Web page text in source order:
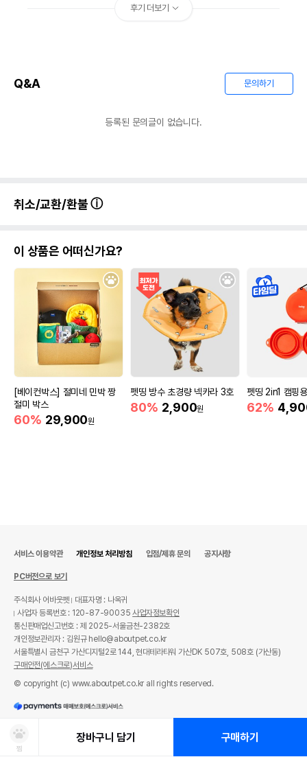
후기 더보기
Q&A 문의하기
등록된 문의글이 없습니다.
취소/교환/환불
이 상품은 어떠신가요?
[베이컨박스] 절미네 민박 짱
절미 박스
60% 29,900원
펫띵 방수 초경량 넥카라 3호
80% 2,900원
펫띵 2in1 캠핑
62%
찜
장바구니 담기 구매하기
서비스 이용약관 개인정보 처리방침 입점/제휴 문의 공지사항
PC버전으로 보기
주식회사 어바웃펫
대표자명 : 나옥귀
사업자 등록번호 : 120-87-90035사업자정보확인
통신판매업신고번호 : 제 2025-서울금천-2382호
개인정보관리자 : 김원규 hello@aboutpet.co.kr
서울특별시 금천구 가산디지털2로 144, 현대테라타워 가산DK 507호, 508호 (가산동)
구매안전(에스크로)서비스
© copyright (c) www.aboutpet.co.kr all rights reserved.